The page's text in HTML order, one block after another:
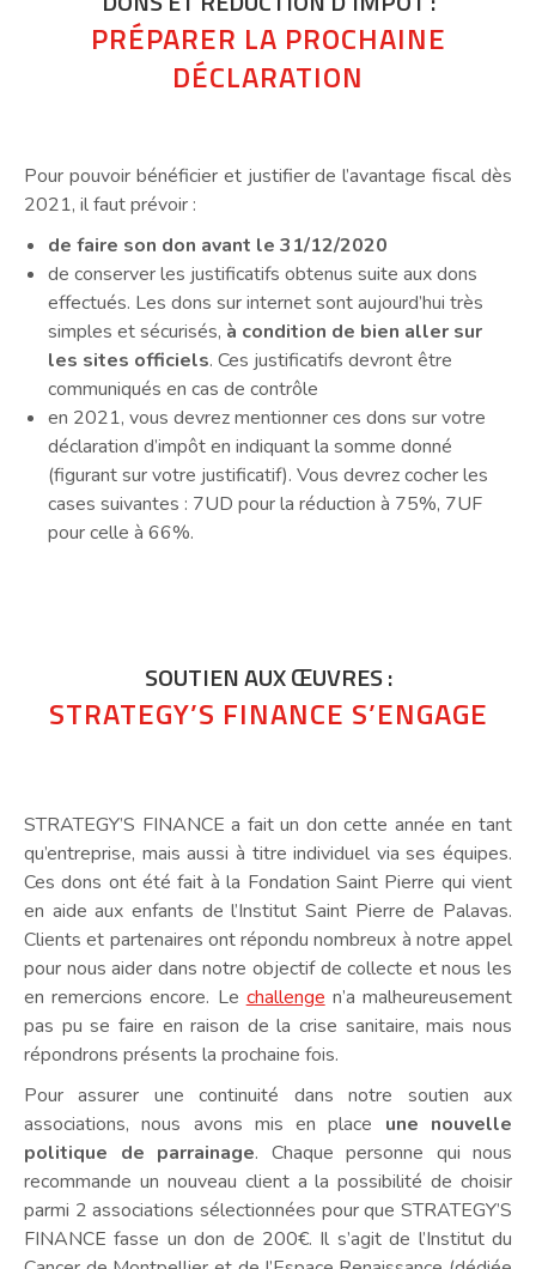
PRÉPARER LA PROCHAINE
DÉCLARATION
Pour pouvoir bénéficier et justifier de l’avantage fiscal dès
2021, il faut prévoir :
de faire son don avant le 31/12/2020
de conserver les justificatifs obtenus suite aux dons
effectués. Les dons sur internet sont aujourd’hui très
simples et sécurisés, à condition de bien aller sur
les sites officiels. Ces justificatifs devront être
communiqués en cas de contrôle
en 2021, vous devrez mentionner ces dons sur votre
déclaration d’impôt en indiquant la somme donné
(figurant sur votre justificatif). Vous devrez cocher les
cases suivantes : 7UD pour la réduction à 75%, 7UF
pour celle à 66%.
SOUTIEN AUX ŒUVRES :
STRATEGY’S FINANCE S’ENGAGE
STRATEGY’S FINANCE a fait un don cette année en tant
qu’entreprise, mais aussi à titre individuel via ses équipes.
Ces dons ont été fait à la Fondation Saint Pierre qui vient
en aide aux enfants de l’Institut Saint Pierre de Palavas.
Clients et partenaires ont répondu nombreux à notre appel
pour nous aider dans notre objectif de collecte et nous les
en remercions encore. Le challenge n’a malheureusement
pas pu se faire en raison de la crise sanitaire, mais nous
répondrons présents la prochaine fois.
Pour assurer une continuité dans notre soutien aux
associations, nous avons mis en place une nouvelle
politique de parrainage. Chaque personne qui nous
recommande un nouveau client a la possibilité de choisir
parmi 2 associations sélectionnées pour que STRATEGY’S
FINANCE fasse un don de 200€. Il s’agit de l’Institut du